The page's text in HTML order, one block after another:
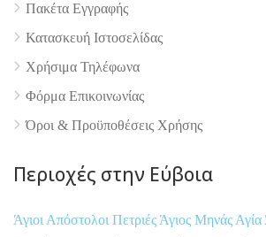
Πακέτα Εγγραφής
Κατασκευή Ιστοσελίδας
Χρήσιμα Τηλέφωνα
Φόρμα Επικοινωνίας
Όροι & Προϋποθέσεις Xρήσης
Περιοχές στην Εύβοια
Άγιοι Απόστολοι Πετριές Άγιος Μηνάς Αγία